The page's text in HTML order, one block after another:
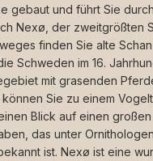
gebaut und führt Sie
Nexø, der zweitgrößten
finden Sie alte
Schweden im 16.
mit grasenden
Sie zu einem
Blick auf einen
das unter
ist. Nexø ist eine